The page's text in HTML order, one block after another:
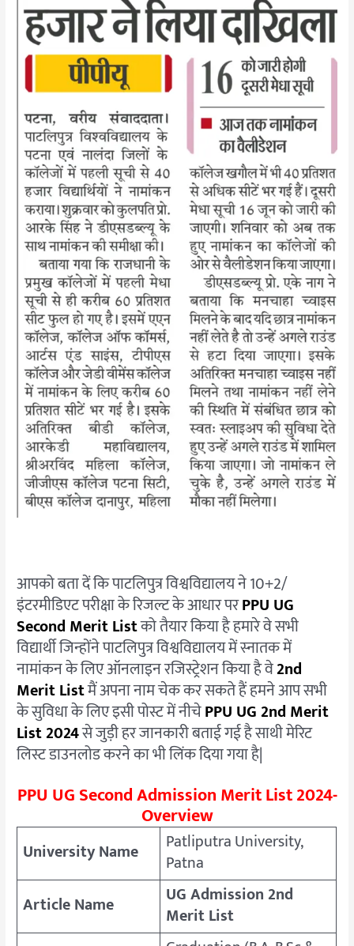
आपको बता दें कि पाटलिपुत्र विश्वविद्यालय ने 10+2/
इंटरमीडिएट परीक्षा के रिजल्ट के आधार परPPU UG
Second Merit Listको तैयार किया है हमारे वे सभी
विद्यार्थी जिन्होंने पाटलिपुत्र विश्वविद्यालय में स्नातक में
नामांकन के लिए ऑनलाइन रजिस्ट्रेशन किया है वे2nd
Merit Listमैं अपना नाम चेक कर सकते हैं हमने आप सभी
के सुविधा के लिए इसी पोस्ट में नीचेPPU UG 2nd Merit
List 2024से जुड़ी हर जानकारी बताई गई है साथी मेरिट
लिस्ट डाउनलोड करने का भी लिंक दिया गया है|
PPU UG Second Admission Merit List 2024-
Overview
University Name Patliputra University,
Patna
Article Name
UG Admission 2nd
Merit List